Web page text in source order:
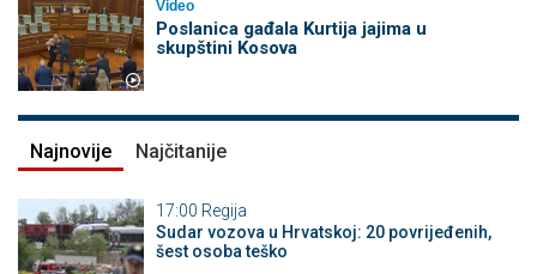
Video
Poslanica gađala Kurtija jajima u
skupštini Kosova
Najnovije Najčitanije
17:00 Regija
Sudar vozova u Hrvatskoj: 20 povrijeđenih,
šest osoba teško